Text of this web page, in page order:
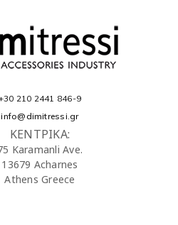
210 2441 846-9
info@dimitressi.gr
ΚΕΝΤΡΙΚΑ:
Karamanli Ave.
13679 Acharnes
Athens Greece